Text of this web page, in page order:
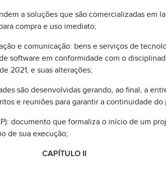
a soluções que são comercializadas em
compra e uso imediato;
e comunicação: bens e serviços de
software em conformidade com o
2021, e suas alterações;
são desenvolvidas gerando, ao final, a
e reuniões para garantir a continuidade do
documento que formaliza o início de um
de sua execução;
CAPÍTULO II